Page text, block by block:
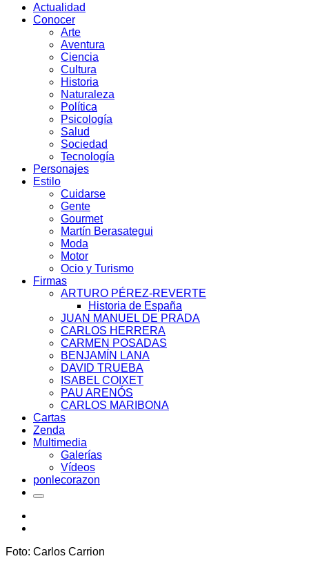
Actualidad
Conocer
Arte
Aventura
Ciencia
Cultura
Historia
Naturaleza
Política
Psicología
Salud
Sociedad
Tecnología
Personajes
Estilo
Cuidarse
Gente
Gourmet
Martín Berasategui
Moda
Motor
Ocio y Turismo
Firmas
ARTURO PÉREZ-REVERTE
Historia de España
JUAN MANUEL DE PRADA
CARLOS HERRERA
CARMEN POSADAS
BENJAMÍN LANA
DAVID TRUEBA
ISABEL COIXET
PAU ARENÓS
CARLOS MARIBONA
Cartas
Zenda
Multimedia
Galerías
Vídeos
ponlecorazon
Foto: Carlos Carrion